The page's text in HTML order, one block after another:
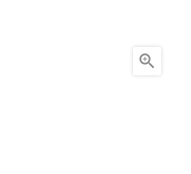
